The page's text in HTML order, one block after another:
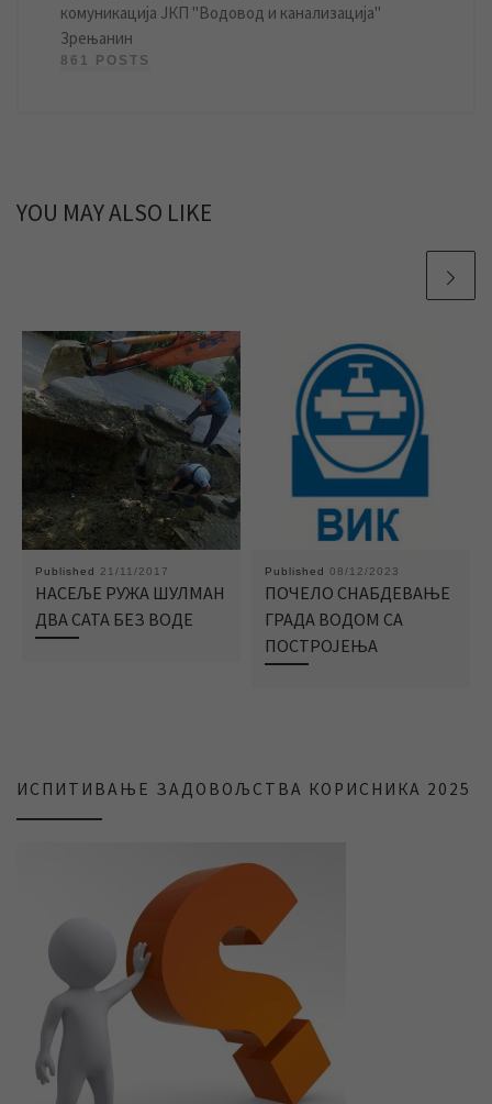
комуникација ЈКП "Водовод и канализација"
Зрењанин
861 POSTS
YOU MAY ALSO LIKE
Published 21/11/2017
НАСЕЉЕ РУЖА ШУЛМАН
ДВА САТА БЕЗ ВОДЕ
Published 08/12/2023
ПОЧЕЛО СНАБДЕВАЊЕ
ГРАДА ВОДОМ СА
ПОСТРОЈЕЊА
ИСПИТИВАЊЕ ЗАДОВОЉСТВА КОРИСНИКА 2025